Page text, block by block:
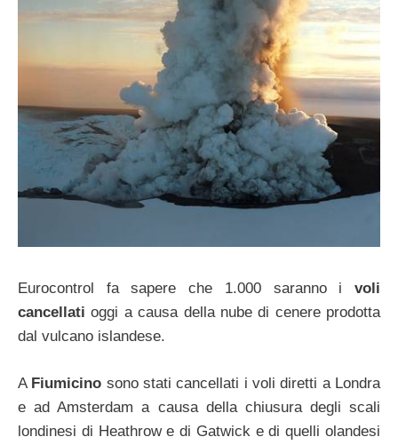
Eurocontrol fa sapere che 1.000 saranno i voli
cancellatioggi a causa della nube di cenere prodotta
dal vulcano islandese.
A Fiumicino sono stati cancellati i voli diretti a Londra
e ad Amsterdam a causa della chiusura degli scali
londinesi di Heathrow e di Gatwick e di quelli olandesi